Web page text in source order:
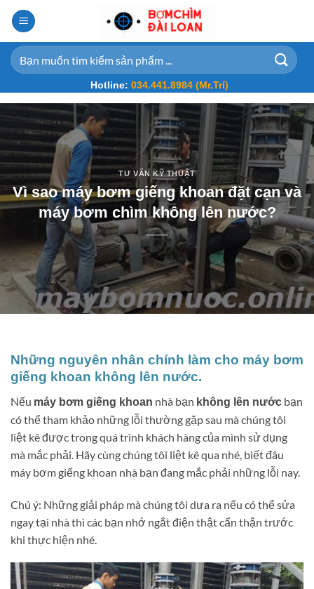
qua
nội
dung
Tìm
kiếm:
Hotline: 034.441.8984 (Mr.Trí)
TƯ VẤN KỸ THUẬT
Vì sao máy bơm giếng khoan đặt cạn và
máy bơm chìm không lên nước?
Những nguyên nhân chính làm cho máy bơm
giếng khoan không lên nước.
Nếu máy bơm giếng khoan nhà bạn không lên nước bạn
có thể tham khảo những lỗi thường gặp sau mà chúng tôi
liệt kê được trong quá trình khách hàng của mình sử dụng
mà mắc phải. Hãy cùng chúng tôi liệt kê qua nhé, biết đâu
máy bơm giếng khoan nhà bạn đang mắc phải những lỗi nay.
Chú ý: Những giải pháp mà chúng tôi dưa ra nếu có thể sửa
ngay tại nhà thì các bạn nhớ ngắt điện thật cẩn thận trước
khi thực hiện nhé.